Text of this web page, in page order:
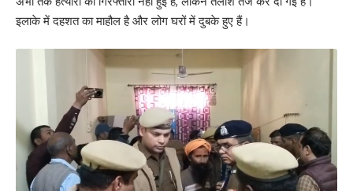
इलाके में दहशत का माहौल है और लोग घरों में दुबके हुए हैं।